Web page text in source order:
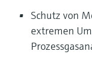
Schutz von
extremen